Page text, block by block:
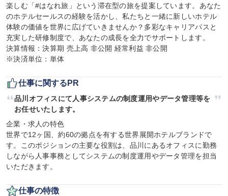
楽しむ「#はなれ旅」という滞在型の旅を提案しています。あなた
のホテルセールスの経験を活かし、私たちと一緒に新しいホテル
体験の価値を世界に広げていきませんか？多彩なキャリアパスと
充実した研修制度で、あなたの成長を全力でサポートします。
決算情報：決算期 売上高 非公開 経常利益 非公開
※決済単位：単体
仕事に関するPR
品川オフィスにて人事システムの制度運用やデータ管理等を
お任せいたします。
企業・求人の特色
世界で12ヶ国、約60の拠点を有する世界展開ホテルブランドで
す。このポジションの主要な役割は、品川にあるオフィスに勤務
しながら人事事務としてシステムの制度運用やデータ管理を担当
いただきます。
仕事の特徴